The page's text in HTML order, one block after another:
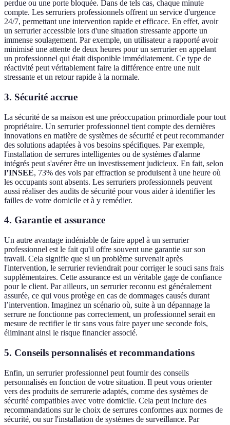
perdue ou une porte bloquée. Dans de tels cas, chaque minute
compte. Les serruriers professionnels offrent un service d'urgence
24/7, permettant une intervention rapide et efficace. En effet, avoir
un serrurier accessible lors d'une situation stressante apporte un
immense soulagement. Par exemple, un utilisateur a rapporté avoir
minimisé une attente de deux heures pour un serrurier en appelant
un professionnel qui était disponible immédiatement. Ce type de
réactivité peut véritablement faire la différence entre une nuit
stressante et un retour rapide à la normale.
3. Sécurité accrue
La sécurité de sa maison est une préoccupation primordiale pour tout
propriétaire. Un serrurier professionnel tient compte des dernières
innovations en matière de systèmes de sécurité et peut recommander
des solutions adaptées à vos besoins spécifiques. Par exemple,
l'installation de serrures intelligentes ou de systèmes d'alarme
intégrés peut s'avérer être un investissement judicieux. En fait, selon
l’INSEE, 73% des vols par effraction se produisent à une heure où
les occupants sont absents. Les serruriers professionnels peuvent
aussi réaliser des audits de sécurité pour vous aider à identifier les
failles de votre domicile et à y remédier.
4. Garantie et assurance
Un autre avantage indéniable de faire appel à un serrurier
professionnel est le fait qu'il offre souvent une garantie sur son
travail. Cela signifie que si un problème survenait après
l'intervention, le serrurier reviendrait pour corriger le souci sans frais
supplémentaires. Cette assurance est un véritable gage de confiance
pour le client. Par ailleurs, un serrurier reconnu est généralement
assurée, ce qui vous protège en cas de dommages causés durant
l’intervention. Imaginez un scénario où, suite à un dépannage la
serrure ne fonctionne pas correctement, un professionnel serait en
mesure de rectifier le tir sans vous faire payer une seconde fois,
éliminant ainsi le risque financier associé.
5. Conseils personnalisés et recommandations
Enfin, un serrurier professionnel peut fournir des conseils
personnalisés en fonction de votre situation. Il peut vous orienter
vers des produits de serrurerie adaptés, comme des systèmes de
sécurité compatibles avec votre domicile. Cela peut inclure des
recommandations sur le choix de serrures conformes aux normes de
sécurité, ou sur l'installation de systèmes de surveillance. Par